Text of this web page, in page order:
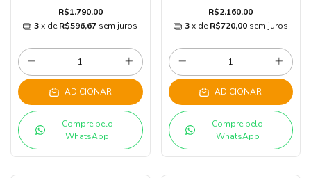
R$1.790,00
3 x de R$596,67 sem juros
ADICIONAR
Compre pelo
WhatsApp
R$2.160,00
3 x de R$720,00 sem juros
ADICIONAR
Compre pelo
WhatsApp